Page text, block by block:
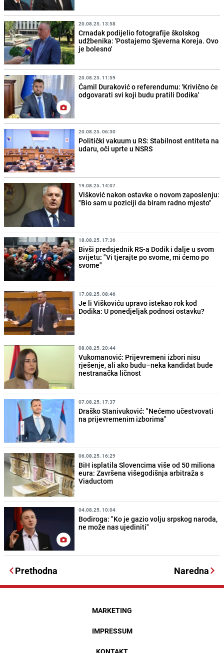
20.08.25. 13:58
Crnadak podijelio fotografije školskog
udžbenika: 'Postajemo Sjeverna Koreja. Ovo
je bolesno'
20.08.25. 11:59
Ćamil Duraković o referendumu: 'Krivično će
odgovarati svi koji budu pratili Dodika'
20.08.25. 06:30
Politički vakuum u RS: Stabilnost entiteta na
udaru, oči uprte u NSRS
19.08.25. 14:07
Višković nakon ostavke o novom zaposlenju:
"Bio sam u poziciji da biram radno mjesto"
18.08.25. 17:36
Bivši predsjednik RS-a Dodik i dalje u svom
svijetu: "Vi tjerajte po svome, mi ćemo po
svome"
17.08.25. 08:46
Je li Viškoviću upravo istekao rok kod
Dodika: U ponedjeljak podnosi ostavku?
08.08.25. 20:44
Vukomanović: Prijevremeni izbori nisu
rješenje, ali ako budu–neka kandidat bude
nestranačka ličnost
07.08.25. 17:37
Draško Stanivuković: "Nećemo učestvovati
na prijevremenim izborima"
06.08.25. 16:29
BiH isplatila Slovencima više od 50 miliona
eura: Završena višegodišnja arbitraža s
Viaductom
04.08.25. 10:04
Bodiroga: "Ko je gazio volju srpskog naroda,
ne može nas ujediniti"
Prethodna Naredna
MARKETING
IMPRESSUM